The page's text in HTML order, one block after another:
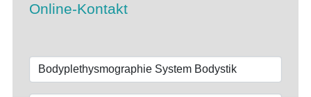
Online-Kontakt